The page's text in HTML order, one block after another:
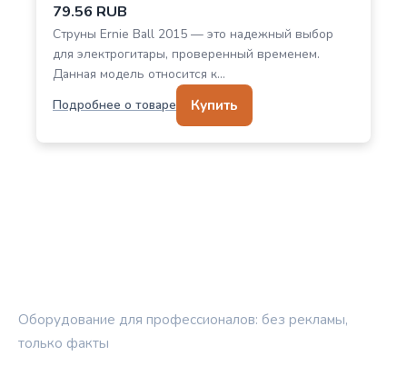
79.56 RUB
Струны Ernie Ball 2015 — это надежный выбор
для электрогитары, проверенный временем.
Данная модель относится к…
Подробнее о товаре
Купить
Оборудование для профессионалов: без рекламы,
только факты